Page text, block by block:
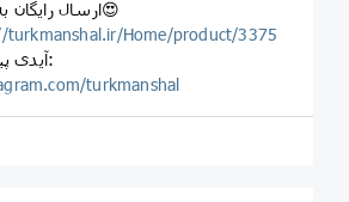
🚚ارسال رایگان به همه جای ایران😍
Home/product/3375
آیدی پیج ما در اینستاگرام:
turkmanshal